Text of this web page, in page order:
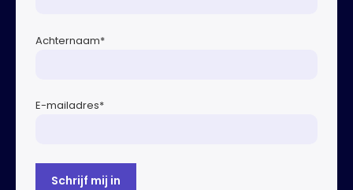
Achternaam*
E-mailadres*